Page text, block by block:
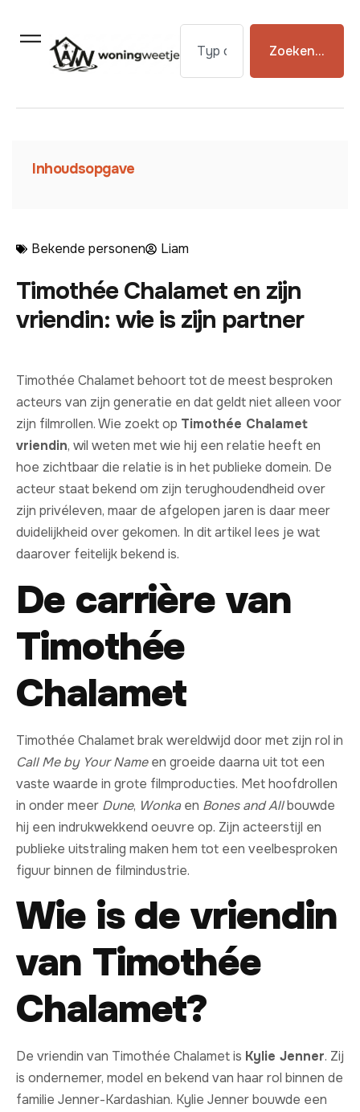
Zoeken...
Inhoudsopgave
Bekende personen Liam
Timothée Chalamet en zijn
vriendin: wie is zijn partner
Timothée Chalamet behoort tot de meest besproken
acteurs van zijn generatie en dat geldt niet alleen voor
zijn filmrollen. Wie zoekt op Timothée Chalamet
vriendin, wil weten met wie hij een relatie heeft en
hoe zichtbaar die relatie is in het publieke domein. De
acteur staat bekend om zijn terughoudendheid over
zijn privéleven, maar de afgelopen jaren is daar meer
duidelijkheid over gekomen. In dit artikel lees je wat
daarover feitelijk bekend is.
De carrière van
Timothée
Chalamet
Timothée Chalamet brak wereldwijd door met zijn rol in
Call Me by Your Nameen groeide daarna uit tot een
vaste waarde in grote filmproducties. Met hoofdrollen
in onder meer Dune, Wonka en Bones and Allbouwde
hij een indrukwekkend oeuvre op. Zijn acteerstijl en
publieke uitstraling maken hem tot een veelbesproken
figuur binnen de filmindustrie.
Wie is de vriendin
van Timothée
Chalamet?
De vriendin van Timothée Chalamet is Kylie Jenner. Zij
is ondernemer, model en bekend van haar rol binnen de
familie Jenner-Kardashian. Kylie Jenner bouwde een